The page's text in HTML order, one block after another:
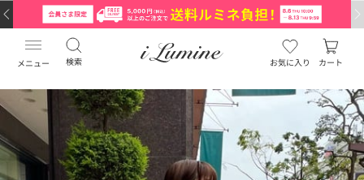
メニュー 検索 お気に入り カート